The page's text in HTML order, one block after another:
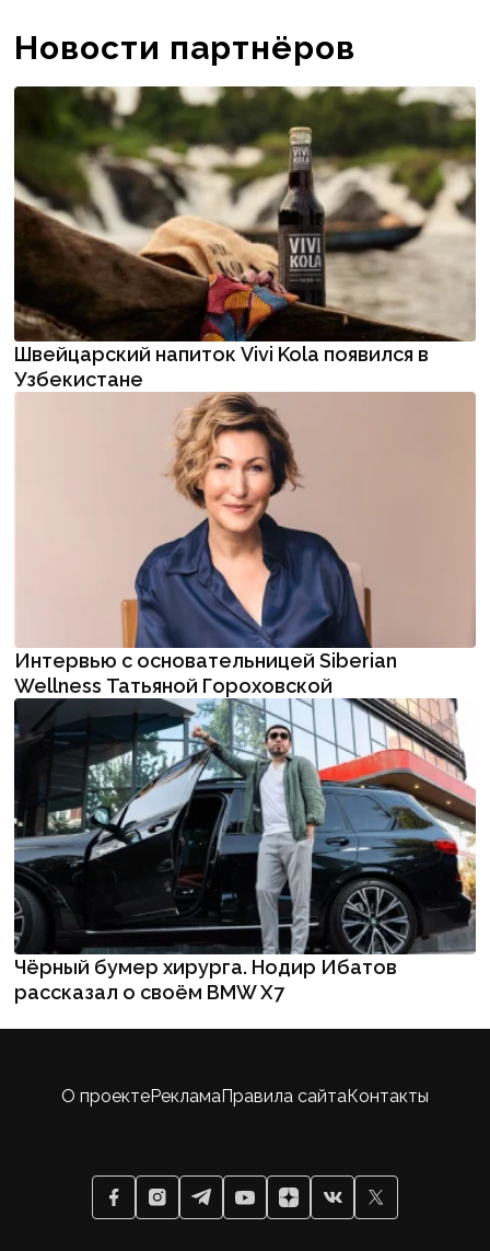
Новости партнёров
Швейцарский напиток Vivi Kola появился в
Узбекистане
Интервью с основательницей Siberian
Wellness Татьяной Гороховской
Чёрный бумер хирурга. Нодир Ибатов
рассказал о своём BMW X7
О проектеРекламаПравила сайтаКонтакты